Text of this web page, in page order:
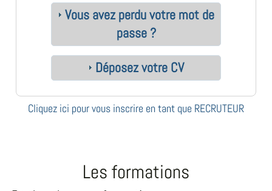
Vous avez perdu votre mot de
passe ?
Déposez votre CV
Cliquez ici pour vous inscrire en tant que RECRUTEUR
Les formations